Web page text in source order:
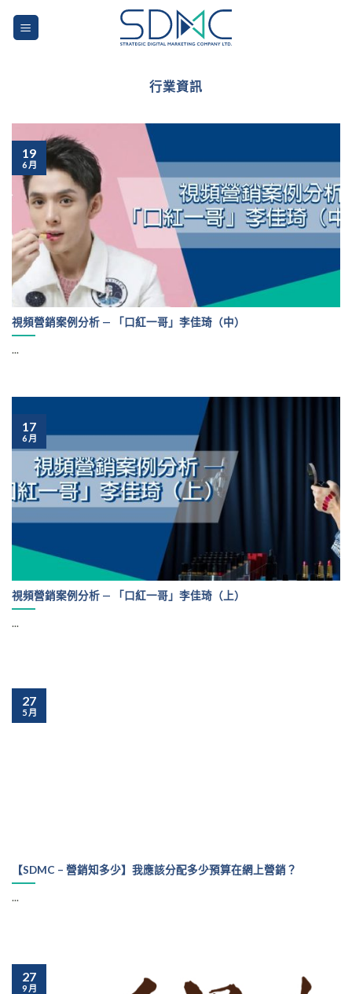
行業資訊
視頻營銷案例分析 — 「口紅一哥」李佳琦（中）
...
19
6 月
視頻營銷案例分析 — 「口紅一哥」李佳琦（上）
...
17
6 月
【SDMC – 營銷知多少】我應該分配多少預算在網上營銷？
...
27
5 月
27
9 月